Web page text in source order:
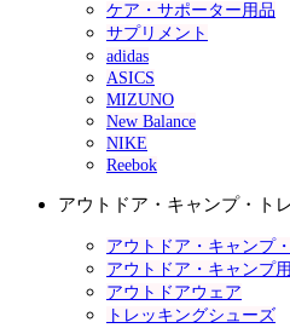
ケア・サポーター用品
サプリメント
adidas
ASICS
MIZUNO
New Balance
NIKE
Reebok
アウトドア・キャンプ・ト
アウトドア・キャンプ
アウトドア・キャンプ
アウトドアウェア
トレッキングシューズ